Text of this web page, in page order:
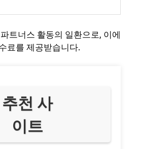
트너스 활동의 일환으로, 이에
료를 제공받습니다.
추천 사
이트